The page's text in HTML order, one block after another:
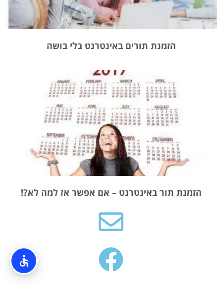
הזמנת תורים באינטרנט בלי בושה
הזמנת תור באינטרנט – אם אפשר אז למה לא?!